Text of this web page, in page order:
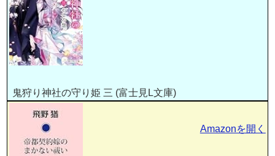
鬼狩り神社の守り姫 三 (富士見L文庫)
Amazonを開く